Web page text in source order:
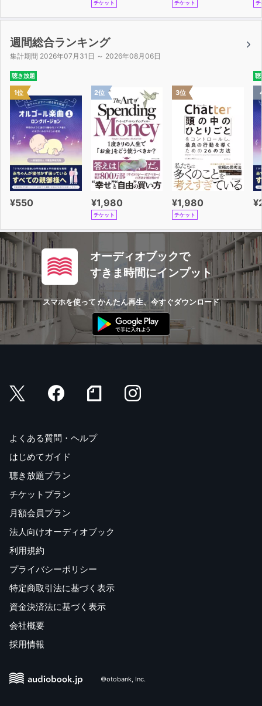
チケット チケット チ
週間総合ランキング
集計期間 2026年07月31日 ～ 2026年08月06日
聴き放題
1位
¥550
2位
¥1,980
チケット
3位
¥1,980
チケット
聴
オーディオブックで
すきま時間にインプット
スマホを使って かんたん再生、今すぐダウンロード
よくある質問・ヘルプ
はじめてガイド
聴き放題プラン
チケットプラン
月額会員プラン
法人向けオーディオブック
利用規約
プライバシーポリシー
特定商取引法に基づく表示
資金決済法に基づく表示
会社概要
採用情報
©otobank, Inc.